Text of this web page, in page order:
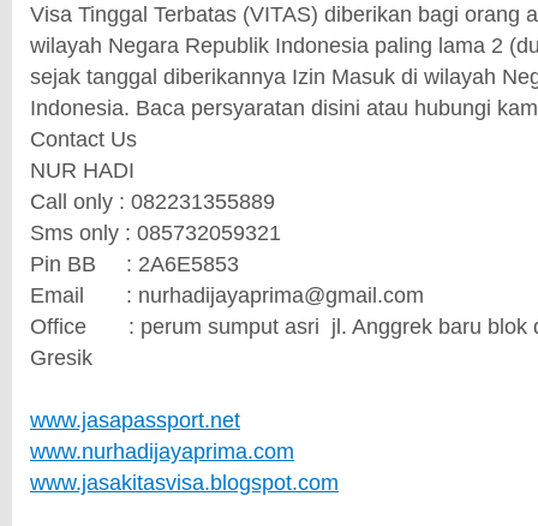
Visa Tinggal Terbatas (VITAS) diberikan bagi orang
wilayah Negara Republik Indonesia paling lama 2
sejak tanggal diberikannya Izin Masuk di wilayah
Indonesia. Baca persyaratan disini atau hubungi
Contact Us
NUR HADI
Call only : 082231355889
Sms only : 085732059321
Pin BB
: 2A6E5853
Email
: nurhadijayaprima@gmail.com
Office
: perum sumput asri jl. Anggrek baru blok
Gresik
www.jasapassport.net
www.nurhadijayaprima.com
www.jasakitasvisa.blogspot.com